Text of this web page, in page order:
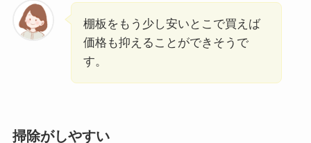
棚板をもう少し安いとこで買えば
価格も抑えることができそうで
す。
掃除がしやすい